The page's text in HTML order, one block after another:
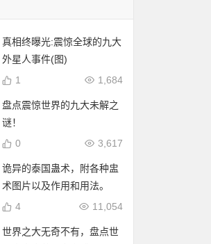
真相终曝光:震惊全球的九大
外星人事件(图)
1,684
1
盘点震惊世界的九大未解之
谜！
3,617
0
诡异的泰国蛊术，附各种盅
术图片以及作用和用法。
11,054
4
世界之大无奇不有，盘点世